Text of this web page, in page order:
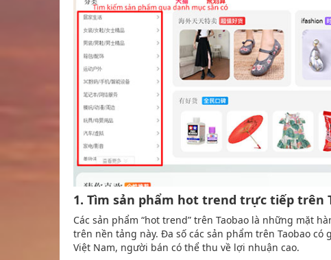
1. Tìm sản phẩm hot trend trực tiếp trên
Các sản phẩm “hot trend” trên Taobao là những mặt
trên nền tảng này. Đa số các sản phẩm trên Taobao
Việt Nam, người bán có thể thu về lợi nhuận cao.